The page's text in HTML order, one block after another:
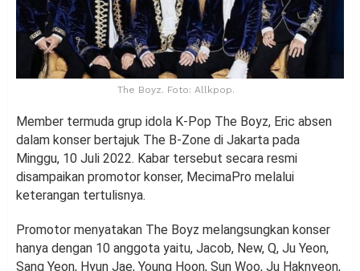
The Boyz. Foto: Allkpop.
Member termuda grup idola K-Pop The Boyz, Eric absen
dalam konser bertajuk The B-Zone di Jakarta pada
Minggu, 10 Juli 2022. Kabar tersebut secara resmi
disampaikan promotor konser, MecimaPro melalui
keterangan tertulisnya.
Promotor menyatakan The Boyz melangsungkan konser
hanya dengan 10 anggota yaitu, Jacob, New, Q, Ju Yeon,
Sang Yeon, Hyun Jae, Young Hoon, Sun Woo, Ju Haknyeon,